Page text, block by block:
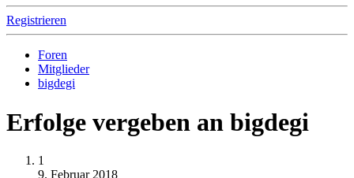
Registrieren
Foren
Mitglieder
bigdegi
Erfolge vergeben an bigdegi
1
9. Februar 2018